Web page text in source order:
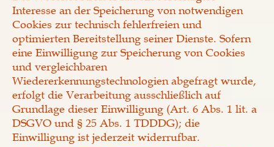
Interesse an der Speicherung von notwendigen
Cookies zur technisch fehlerfreien und
optimierten Bereitstellung seiner Dienste. Sofern
eine Einwilligung zur Speicherung von Cookies
und vergleichbaren
Wiedererkennungstechnologien abgefragt wurde,
erfolgt die Verarbeitung ausschließlich auf
Grundlage dieser Einwilligung (Art. 6 Abs. 1 lit. a
DSGVO und § 25 Abs. 1 TDDDG); die
Einwilligung ist jederzeit widerrufbar.